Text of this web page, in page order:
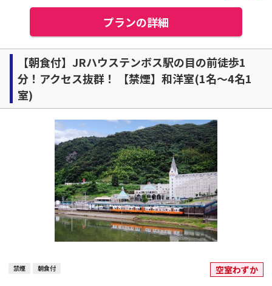
プランの詳細
【朝食付】JRハウステンボス駅の目の前徒歩1
分！アクセス抜群！ 【禁煙】和洋室(1名～4名1
室)
禁煙 朝食付 空室わずか